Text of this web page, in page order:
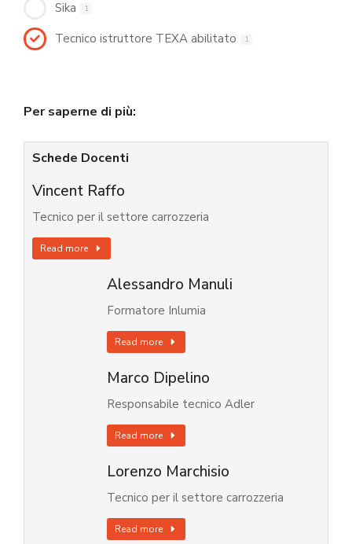
Sika 1
Tecnico istruttore TEXA abilitato 1
Per saperne di più:
Schede Docenti
Vincent Raffo
Tecnico per il settore carrozzeria
Read more
Alessandro Manuli
Formatore Inlumia
Read more
Marco Dipelino
Responsabile tecnico Adler
Read more
Lorenzo Marchisio
Tecnico per il settore carrozzeria
Read more